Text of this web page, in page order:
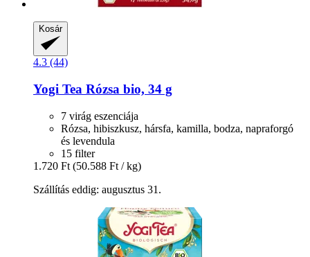
Kosár
4.3 (44)
Yogi Tea Rózsa bio, 34 g
7 virág eszenciája
Rózsa, hibiszkusz, hársfa, kamilla, bodza, napraforgó
és levendula
15 filter
1.720 Ft (50.588 Ft / kg)
Szállítás eddig: augusztus 31.